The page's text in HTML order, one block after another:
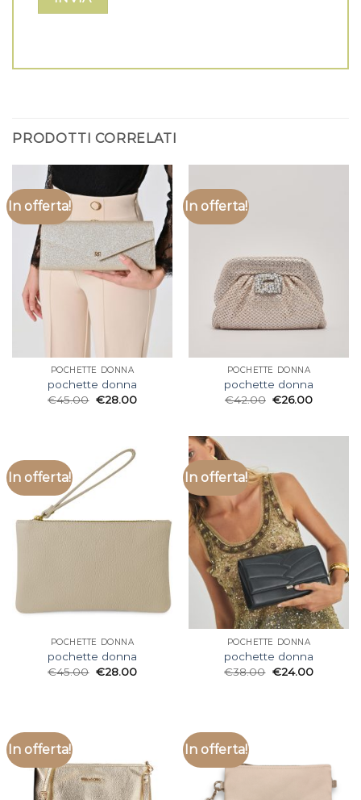
PRODOTTI CORRELATI
In offerta!
POCHETTE DONNA
pochette donna
€45.00 €28.00
In offerta!
POCHETTE DONNA
pochette donna
€42.00 €26.00
In offerta!
POCHETTE DONNA
pochette donna
€45.00 €28.00
In offerta!
POCHETTE DONNA
pochette donna
€38.00 €24.00
In offerta! In offerta!